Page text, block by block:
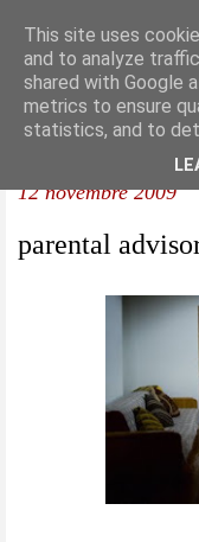
12 novembre 2009
parental
This site uses
and to analyze
shared with Google
metrics to ensure
statistics, and to